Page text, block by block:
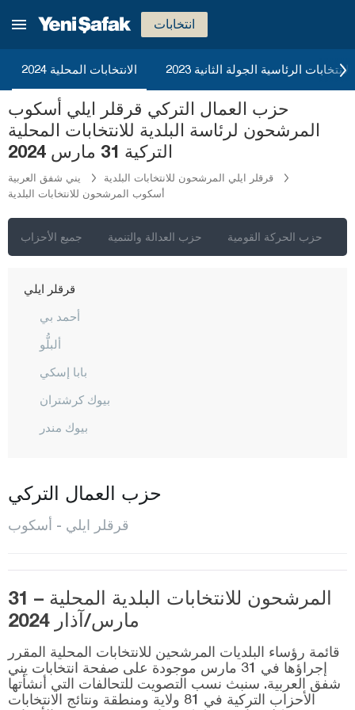
انتخابات
الانتخابات المحلية 2024 2023 الانتخابات الرئاسية الجولة الثانية
حزب العمال التركي قرقلر ايلي أسكوب
المرشحون لرئاسة البلدية للانتخابات المحلية
التركية 31 مارس 2024
يني شفق العربية
قرقلر ايلي المرشحون للانتخابات البلدية
أسكوب المرشحون للانتخابات البلدية
جميع الأحزاب حزب العدالة والتنمية حزب الحركة القومية
إيسبارتا
قارابوك
كرامان
كارس
كاستاموني
قيصري
كيركالي
قرقلر ايلي
أحمد بي
ألبلُّو
بابا إسكي
بيوك كرشتران
بيوك مندر
دميركوي
قرا خليل
قافاقلي
كاينارجا
قييي كوي
كوفجاز
حزب العمال التركي
قرقلر ايلي - أسكوب
المرشحون للانتخابات البلدية المحلية – 31
مارس/آذار 2024
قائمة رؤساء البلديات المرشحين للانتخابات المحلية المقرر
إجراؤها في 31 مارس موجودة على صفحة انتخابات يني
شفق العربية. سنبث نسب التصويت للتحالفات التي أنشأتها
الأحزاب التركية في 81 ولاية ومنطقة ونتائج الانتخابات